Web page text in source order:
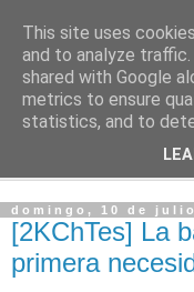
2KChTes
Tomándome un
domingo, 10 de julio
[2KChTes] La
primera
This site uses
and to analyze traffic.
shared with Google
metrics to ensure
statistics, and to